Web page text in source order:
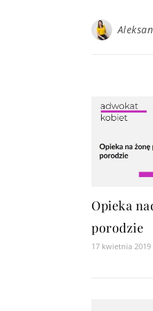
Opieka
porodzie
17 kwietnia 2019